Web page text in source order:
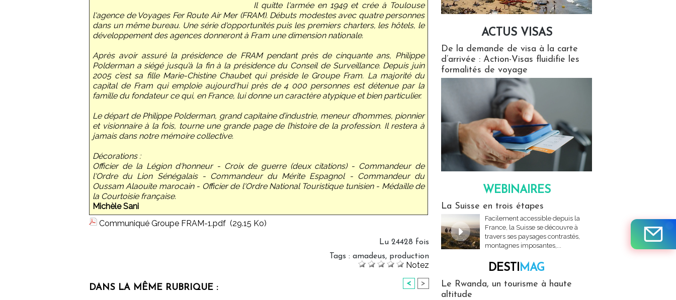
Il quitte l'armée en 1949 et crée à Toulouse
l'agence de Voyages Fer Route Air Mer (FRAM). Débuts modestes avec quatre personnes
dans un même bureau. Une série d'opportunités puis les premiers charters, les hôtels, le
développement des agences donneront à Fram une dimension nationale.
Après avoir assuré la présidence de FRAM pendant près de cinquante ans, Philippe
Polderman a siégé jusqu’à la fin à la présidence du Conseil de Surveillance. Depuis juin
2005 c’est sa fille Marie-Chistine Chaubet qui préside le Groupe Fram. La majorité du
capital de Fram qui emploie aujourd'hui près de 4 000 personnes est détenue par la
famille du fondateur ce qui, en France, lui donne un caractère atypique et bien particulier.
Le départ de Philippe Polderman, grand capitaine d’industrie, meneur d’hommes, pionnier
et visionnaire à la fois, tourne une grande page de l’histoire de la profession. Il restera à
jamais dans notre mémoire collective.
Décorations :
Officier de la Légion d'honneur - Croix de guerre (deux citations) - Commandeur de
l'Ordre du Lion Sénégalais - Commandeur du Mérite Espagnol - Commandeur du
Oussam Alaouite marocain - Officier de l'Ordre National Touristique tunisien - Médaille de
la Courtoisie française.
Michèle Sani
Communiqué Groupe FRAM-1.pdf (29.15 Ko)
Lu 24428 fois
Tags : amadeus, production
Notez
DANS LA MÊME RUBRIQUE : < >
ACTUS VISAS
De la demande de visa à la carte
d’arrivée : Action-Visas fluidifie les
formalités de voyage
WEBINAIRES
La Suisse en trois étapes
Facilement accessible depuis la
France, la Suisse se découvre à
travers ses paysages contrastés,
montagnes imposantes,...
DESTIMAG
Le Rwanda, un tourisme à haute
altitude